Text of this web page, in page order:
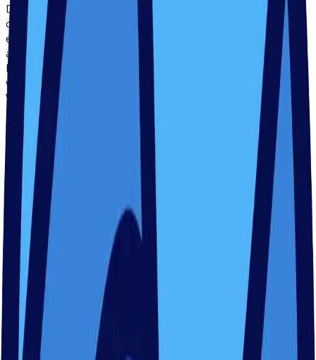
Dann kann es losgehen. Jedes Kind bekommt ein Brettchen in
die Hand, auf das es sich mit dem Oberkörper legt. Die Beine
erstmal gesondert zu üben, macht es den Kindern leichter, sich
auf den neuen Bewegungsablauf konzentrieren zu können.
Hierbei habe ich als Trainer die Möglichkeit, entweder ein
wenig an dem Brettchen zu ziehen, um dem Kind das
Vorwärtskommen zu erleichtern. Oder aber ich unterstütze das
Kind in seiner Beinbewegung, indem ich das Kind an den Füßen
festhalte und die Bewegung mit ausführe.
Sowohl die Arm- als auch die Beinbewegung lernen die Kinder
zunächst isoliert voneinander. Auch wenn die Kinder die
Bewegungen dann in Kombination ausführen können, macht es
Sinn, beides auch immer wieder getrennt voneinander zu üben,
damit sich keine Ungenauigkeiten einschleichen.
Bünyamin Sarikaya
Geschäftsführer Nessy GmbH
Experte für Schwimmunterricht
Veröffentlicht:
23.01.2024
Zuletzt bearbeitet: 22.09.2025